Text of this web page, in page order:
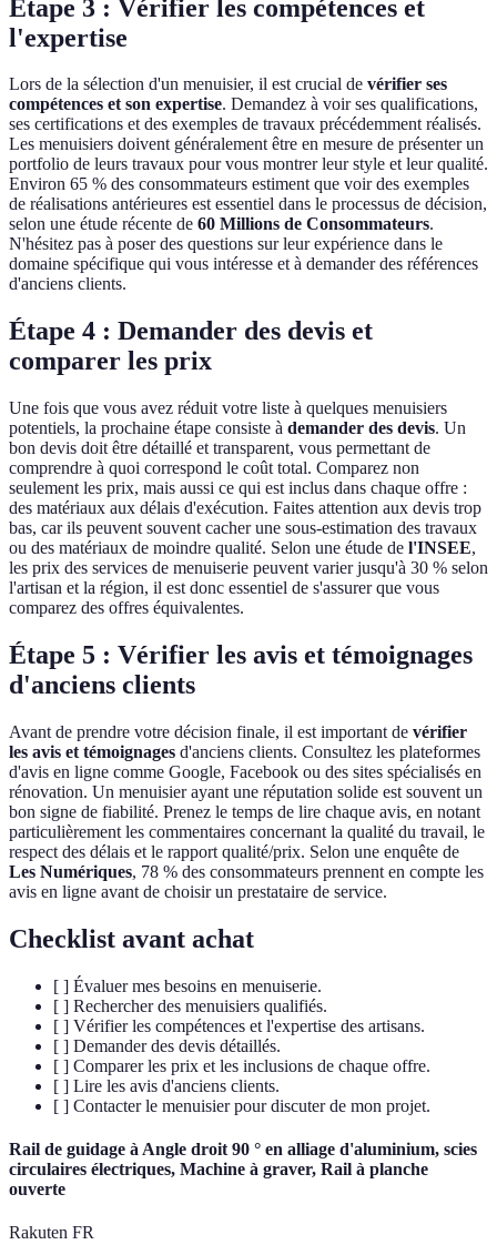
Étape 3 : Vérifier les compétences et
l'expertise
Lors de la sélection d'un menuisier, il est crucial de vérifier ses
compétences et son expertise. Demandez à voir ses qualifications,
ses certifications et des exemples de travaux précédemment réalisés.
Les menuisiers doivent généralement être en mesure de présenter un
portfolio de leurs travaux pour vous montrer leur style et leur qualité.
Environ 65 % des consommateurs estiment que voir des exemples
de réalisations antérieures est essentiel dans le processus de décision,
selon une étude récente de 60 Millions de Consommateurs.
N'hésitez pas à poser des questions sur leur expérience dans le
domaine spécifique qui vous intéresse et à demander des références
d'anciens clients.
Étape 4 : Demander des devis et
comparer les prix
Une fois que vous avez réduit votre liste à quelques menuisiers
potentiels, la prochaine étape consiste à demander des devis. Un
bon devis doit être détaillé et transparent, vous permettant de
comprendre à quoi correspond le coût total. Comparez non
seulement les prix, mais aussi ce qui est inclus dans chaque offre :
des matériaux aux délais d'exécution. Faites attention aux devis trop
bas, car ils peuvent souvent cacher une sous-estimation des travaux
ou des matériaux de moindre qualité. Selon une étude de l'INSEE,
les prix des services de menuiserie peuvent varier jusqu'à 30 % selon
l'artisan et la région, il est donc essentiel de s'assurer que vous
comparez des offres équivalentes.
Étape 5 : Vérifier les avis et témoignages
d'anciens clients
Avant de prendre votre décision finale, il est important de vérifier
les avis et témoignages d'anciens clients. Consultez les plateformes
d'avis en ligne comme Google, Facebook ou des sites spécialisés en
rénovation. Un menuisier ayant une réputation solide est souvent un
bon signe de fiabilité. Prenez le temps de lire chaque avis, en notant
particulièrement les commentaires concernant la qualité du travail, le
respect des délais et le rapport qualité/prix. Selon une enquête de
Les Numériques, 78 % des consommateurs prennent en compte les
avis en ligne avant de choisir un prestataire de service.
Checklist avant achat
[ ] Évaluer mes besoins en menuiserie.
[ ] Rechercher des menuisiers qualifiés.
[ ] Vérifier les compétences et l'expertise des artisans.
[ ] Demander des devis détaillés.
[ ] Comparer les prix et les inclusions de chaque offre.
[ ] Lire les avis d'anciens clients.
[ ] Contacter le menuisier pour discuter de mon projet.
Rail de guidage à Angle droit 90 ° en alliage d'aluminium, scies
circulaires électriques, Machine à graver, Rail à planche
ouverte
Rakuten FR